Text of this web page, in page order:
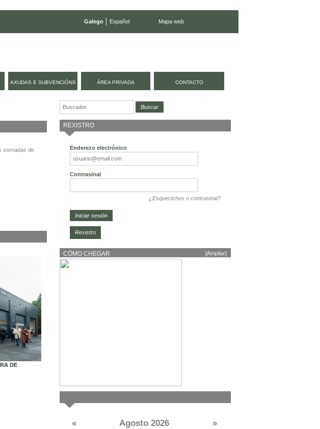
Galego Español Mapa web
AXUDAS E SUBVENCIÓNS ÁREA PRIVADA CONTACTO
xornadas de
DE
REXISTRO
Enderezo electrónico
Contrasinal
¿Esqueciches o contrasinal?
Rexistro
[Ampliar]
CÓMO CHEGAR
« Agosto 2026 »